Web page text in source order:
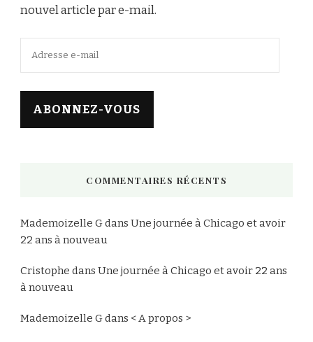
nouvel article par e-mail.
Adresse
mail
ABONNEZ-VOUS
COMMENTAIRES RÉCENTS
Mademoizelle Gdans Une journée à Chicago et avoir
22 ans à nouveau
Cristophe dans Une journée à Chicago et avoir 22 ans
à nouveau
Mademoizelle Gdans < A propos >